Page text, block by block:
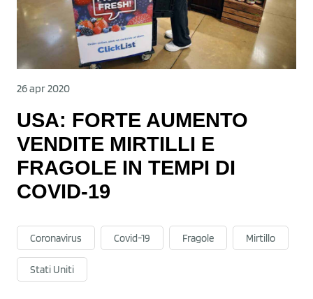
26 apr 2020
USA: FORTE AUMENTO
VENDITE MIRTILLI E
FRAGOLE IN TEMPI DI
COVID-19
Coronavirus Covid-19 Fragole Mirtillo
Stati Uniti